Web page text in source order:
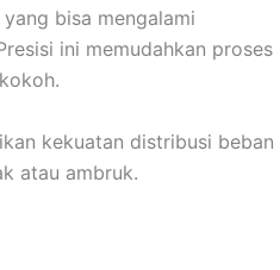
bisa mengalami
ini memudahkan proses
kekuatan distribusi beban
atau ambruk.